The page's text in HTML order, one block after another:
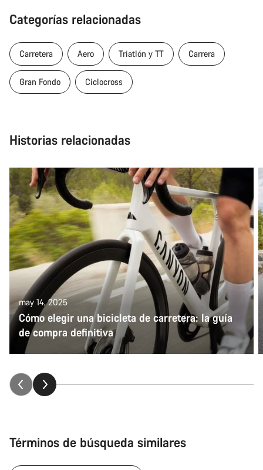
Categorías relacionadas
Carretera Aero Triatlón y TT Carrera
Gran Fondo Ciclocross
Historias relacionadas
may 14, 2025
Cómo elegir una bicicleta de carretera: la guía
de compra definitiva
Términos de búsqueda similares